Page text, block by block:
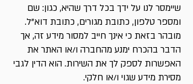
שיימסר לנו על ידך בכל דרך שהיא, כגון: שם
ומספר טלפון, כתובת מגורים, כתובת דוא"ל.
מובהר בזאת כי אינך חייב למסור מידע זה, אך
הדבר בהכרח ימנע מהחברה ו/או האתר את
האפשרות לספק לך את השירות. הוא הדין לגבי
מסירת מידע שגוי ו/או חלקי.